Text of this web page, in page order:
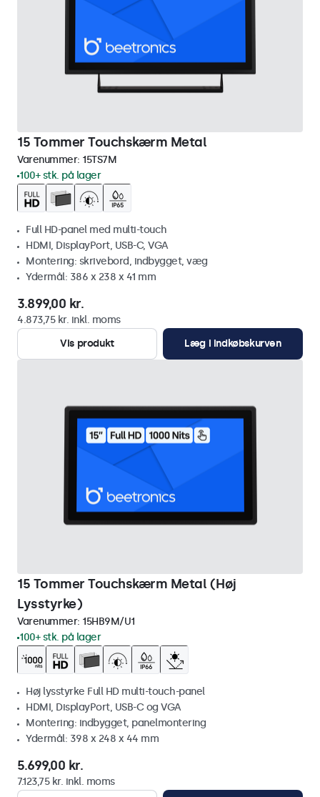
15 Tommer Touchskærm Metal
Varenummer: 15TS7M
100+ stk. på lager
Full HD-panel med multi-touch
HDMI, DisplayPort, USB-C, VGA
Montering: skrivebord, indbygget, væg
Ydermål: 386 x 238 x 41 mm
3.899,00 kr.
4.873,75 kr. inkl. moms
Vis produkt
Læg i indkøbskurven
15 Tommer Touchskærm Metal (Høj
Lysstyrke)
Varenummer: 15HB9M/U1
100+ stk. på lager
Høj lysstyrke Full HD multi-touch-panel
HDMI, DisplayPort, USB-C og VGA
Montering: indbygget, panelmontering
Ydermål: 398 x 248 x 44 mm
5.699,00 kr.
7.123,75 kr. inkl. moms